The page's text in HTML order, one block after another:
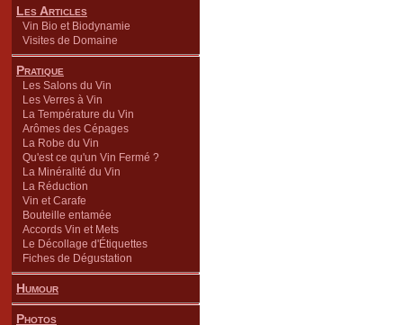
Les Articles
Vin Bio et Biodynamie
Visites de Domaine
Pratique
Les Salons du Vin
Les Verres à Vin
La Température du Vin
Arômes des Cépages
La Robe du Vin
Qu'est ce qu'un Vin Fermé ?
La Minéralité du Vin
La Réduction
Vin et Carafe
Bouteille entamée
Accords Vin et Mets
Le Décollage d'Étiquettes
Fiches de Dégustation
Humour
Photos